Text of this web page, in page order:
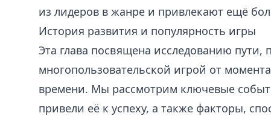
из лидеров в жанре и привлекают ещё
История развития и популярность игры
Эта глава посвящена исследованию пути,
многопользовательской игрой от
времени. Мы рассмотрим ключевые
привели её к успеху, а также факторы,